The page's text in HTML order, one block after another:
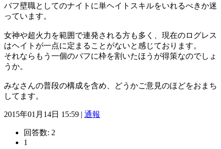
バフ壁職としてのナイトに単ヘイトスキルをいれるべきか迷
っています。
女神や超火力を範囲で連発される方も多く、現在のログレス
はヘイトが一点に定まることがないと感じております。
それならもう一個のバフに枠を割いたほうが得策なのでしょ
うか。
みなさんの普段の構成を含め、どうかご意見のほどをおまち
してます。
2015年01月14日 15:59 | 通報
回答数: 2
1